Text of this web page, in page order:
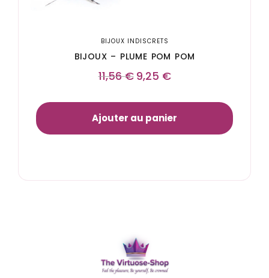
BIJOUX INDISCRETS
BIJOUX – PLUME POM POM
11,56€ 9,25 €
Ajouter au panier